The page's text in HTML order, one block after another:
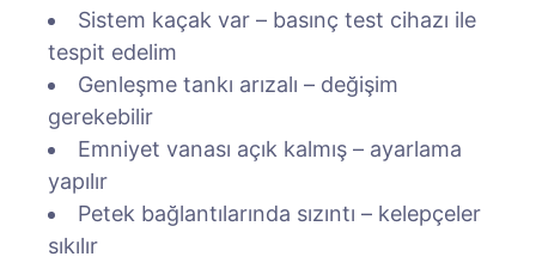
Sistem kaçak var – basınç test cihazı ile
tespit edelim
Genleşme tankı arızalı – değişim
gerekebilir
Emniyet vanası açık kalmış – ayarlama
yapılır
Petek bağlantılarında sızıntı – kelepçeler
sıkılır